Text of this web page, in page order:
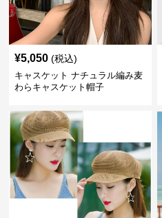
¥5,050 (税込)
キャスケット ナチュラル編み麦
わらキャスケット帽子